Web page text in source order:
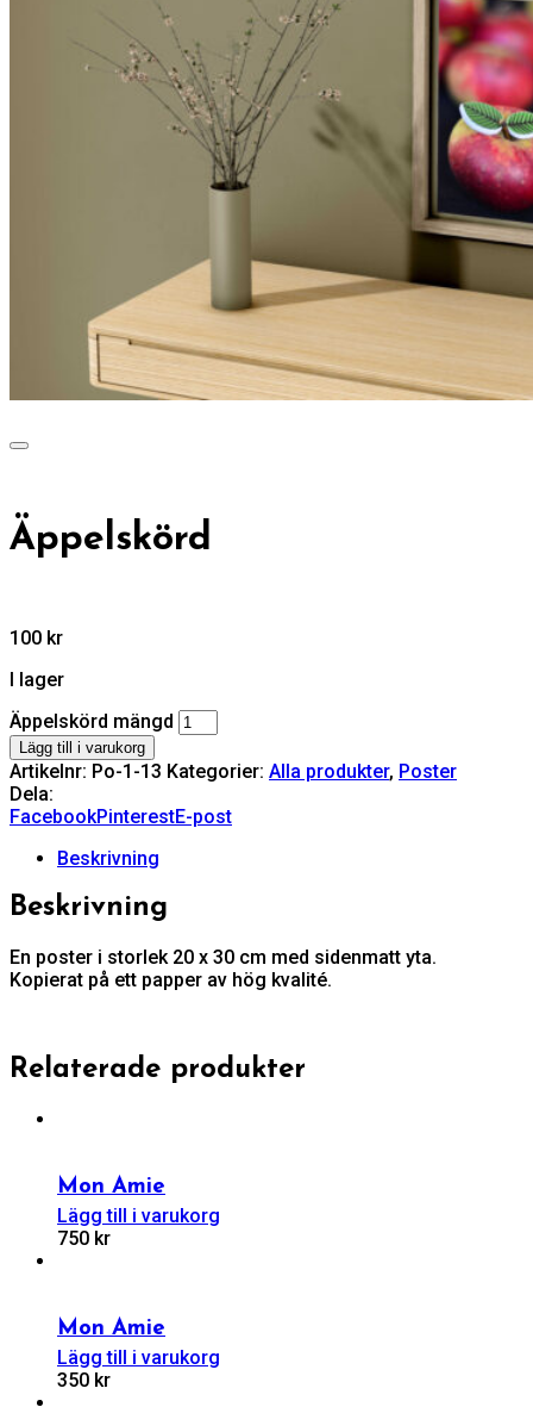
Äppelskörd
100 kr
I lager
Äppelskörd mängd
Lägg till i varukorg
Artikelnr: Po-1-13 Kategorier: Alla produkter, Poster
Dela:
FacebookPinterestE-post
Beskrivning
Beskrivning
En poster i storlek 20 x 30 cm med sidenmatt yta.
Kopierat på ett papper av hög kvalité.
Relaterade produkter
Mon Amie
Lägg till i varukorg
750 kr
Mon Amie
Lägg till i varukorg
350 kr